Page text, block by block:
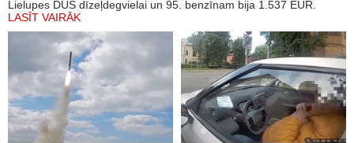
Lielupes DUS dīzeļdegvielai un 95. benzīnam bija 1.537 EUR.
LASĪT VAIRĀK